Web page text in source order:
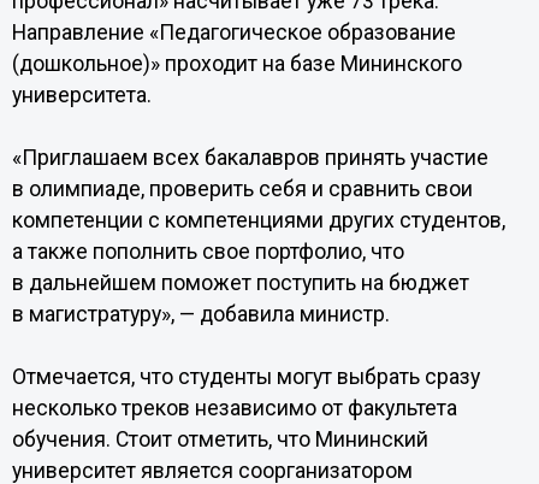
Направление «Педагогическое образование
(дошкольное)» проходит на базе Мининского
университета.
«Приглашаем всех бакалавров принять участие
в олимпиаде, проверить себя и сравнить свои
компетенции с компетенциями других студентов,
а также пополнить свое портфолио, что
в дальнейшем поможет поступить на бюджет
в магистратуру», — добавила министр.
Отмечается, что студенты могут выбрать сразу
несколько треков независимо от факультета
обучения. Стоит отметить, что Мининский
университет является соорганизатором